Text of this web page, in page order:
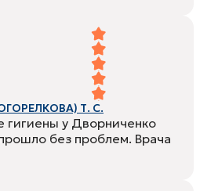
Т. С.
гигиены у Дворниченко
без проблем. Врача